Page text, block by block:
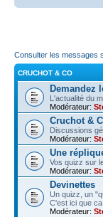
Consulter les messages
CRUCHOT & CO
Demandez
L'actualité du
Modérateur:
Cruchot &
Discussions
Modérateur:
Une
Vos quizz sur
Modérateur:
Devinettes
Un quizz, un
C'est ici que
Modérateur: